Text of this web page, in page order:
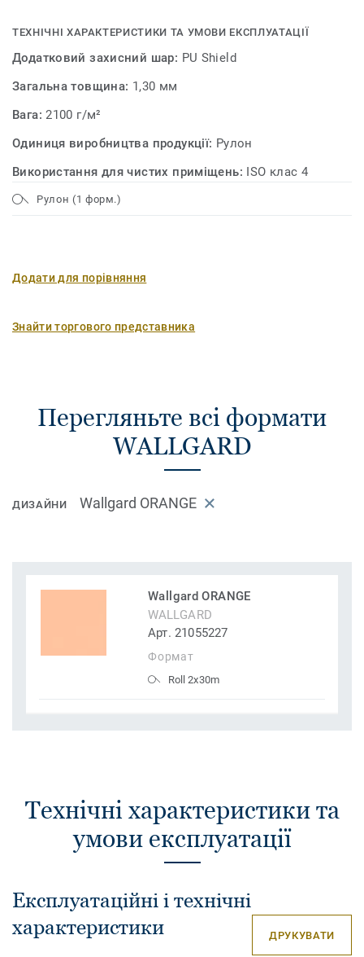
ТЕХНІЧНІ ХАРАКТЕРИСТИКИ ТА УМОВИ ЕКСПЛУАТАЦІЇ
Додатковий захисний шар: PU Shield
Загальна товщина: 1,30 мм
Вага:2100 г/м²
Одиниця виробництва продукції: Рулон
Використання для чистих приміщень: ISO клас 4
Рулон (1 форм.)
Додати для порівняння
Знайти торгового представника
Перегляньте всі формати
WALLGARD
ДИЗАЙНИ Wallgard ORANGE
Wallgard ORANGE
WALLGARD
Арт. 21055227
Формат
Roll 2x30m
Технічні характеристики та
умови експлуатації
Експлуатаційні і технічні
характеристики
ДРУКУВАТИ